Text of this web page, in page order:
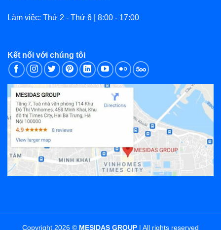
Làm việc: Thứ 2 - Thứ 6 | 8:00 - 17:00
Kết nối với chúng tôi
Copyright 2026 © MESIDAS GROUP | All rights reserved